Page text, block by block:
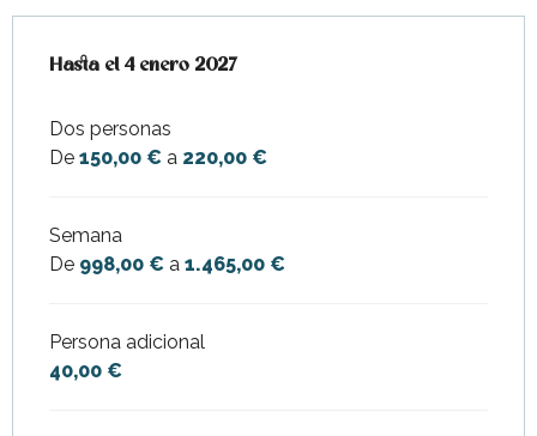
Desde 1 abril 2026hasta
Hasta el4 enero 2027
Dos personas
De 150,00 € a 220,00 €
Semana
De 998,00 € a 1.465,00 €
Persona adicional
40,00 €